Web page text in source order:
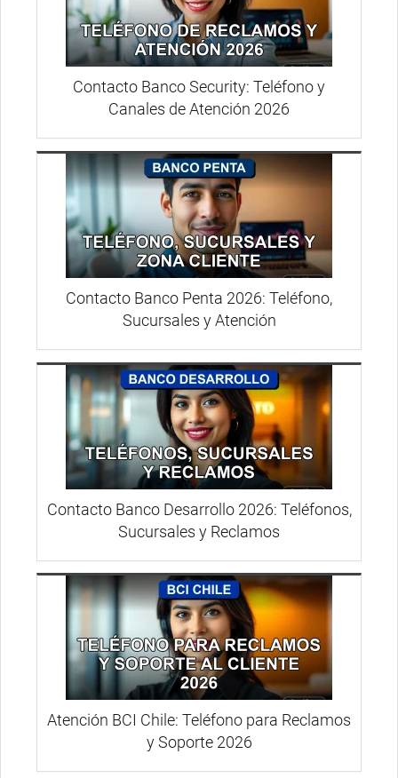
Contacto Banco Security: Teléfono y
Canales de Atención 2026
Contacto Banco Penta 2026: Teléfono,
Sucursales y Atención
Contacto Banco Desarrollo 2026: Teléfonos,
Sucursales y Reclamos
Atención BCI Chile: Teléfono para Reclamos
y Soporte 2026